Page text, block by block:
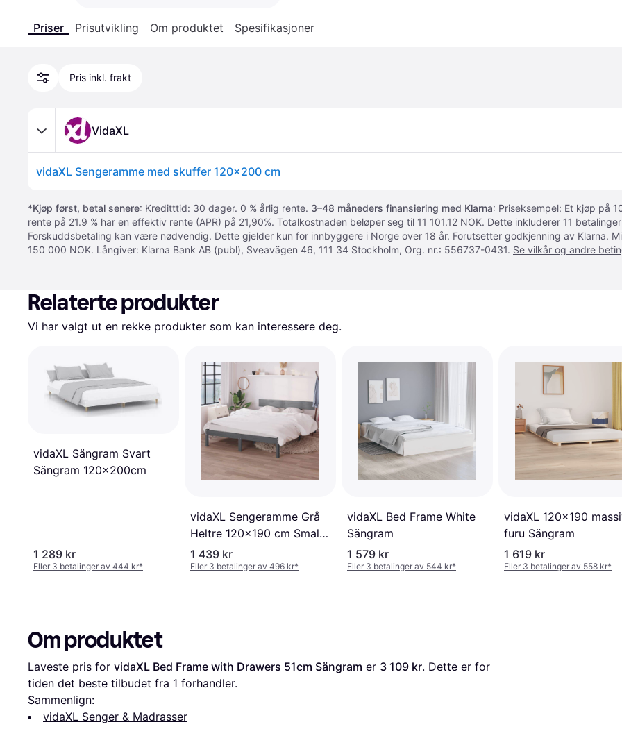
Priser Prisutvikling Om produktet Spesifikasjoner
Pris inkl. frakt
VidaXL
vidaXL Sengeramme med skuffer 120x200 cm
*Kjøp først, betal senere: Kreditttid: 30 dager. 0 % årlig rente. 3–48 måneders finansiering med Klarna: Priseksempel: Et kjøp på
rente på 21.9 % har en effektiv rente (APR) på 21,90%. Totalkostnaden beløper seg til 11 101.12 NOK. Dette inkluderer 11
Forskuddsbetaling kan være nødvendig. Dette gjelder kun for innbyggere i Norge over 18 år. Forutsetter godkjenning av Klarna.
150 000 NOK. Långiver: Klarna Bank AB (publ), Sveavägen 46, 111 34 Stockholm, Org. nr.: 556737-0431. Se vilkår og andre
Relaterte produkter
Vi har valgt ut en rekke produkter som kan interessere deg.
vidaXL Sängram Svart
Sängram 120x200cm
1 289 kr
Eller 3 betalinger av 444 kr*
vidaXL Sengeramme Grå
Heltre 120x190 cm Small
Double Sängram
1 439 kr
Eller 3 betalinger av 496 kr*
vidaXL Bed Frame White
Sängram
1 579 kr
Eller 3 betalinger av 544 kr*
vidaXL 120x190
furu Sängram
1 619 kr
Eller 3 betalinger av 558 kr*
Om produktet
Laveste pris for vidaXL Bed Frame with Drawers 51cm Sängram er 3 109 kr. Dette er for
tiden det beste tilbudet fra 1 forhandler.
Sammenlign:
vidaXL Senger & Madrasser